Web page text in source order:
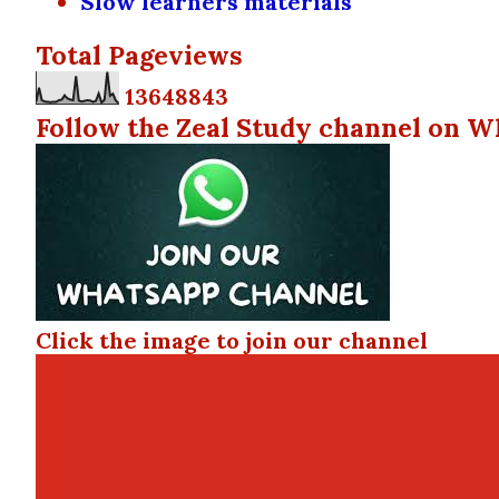
Total Pageviews
13648843
Follow the Zeal Study channel on
Click the image to join our channel